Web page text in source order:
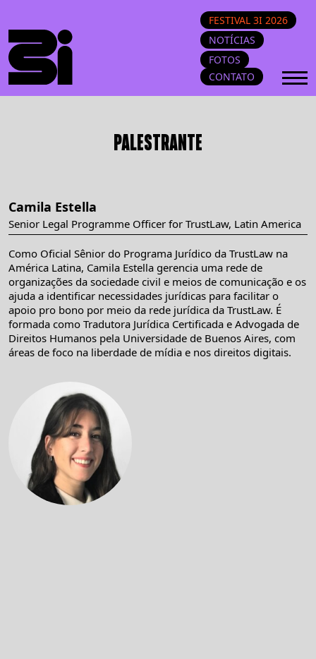
FESTIVAL 3I 2026
NOTÍCIAS
FOTOS
CONTATO
PALESTRANTE
Camila Estella
Senior Legal Programme Officer for TrustLaw, Latin America
Como Oficial Sênior do Programa Jurídico da TrustLaw na
América Latina, Camila Estella gerencia uma rede de
organizações da sociedade civil e meios de comunicação e os
ajuda a identificar necessidades jurídicas para facilitar o
apoio pro bono por meio da rede jurídica da TrustLaw. É
formada como Tradutora Jurídica Certificada e Advogada de
Direitos Humanos pela Universidade de Buenos Aires, com
áreas de foco na liberdade de mídia e nos direitos digitais.